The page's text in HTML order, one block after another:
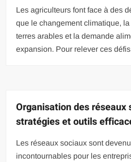
Les agriculteurs font face à des
que le changement climatique,
terres arables et la demande
expansion. Pour relever ces
Organisation des réseaux
stratégies et outils
Les réseaux sociaux sont
incontournables pour les